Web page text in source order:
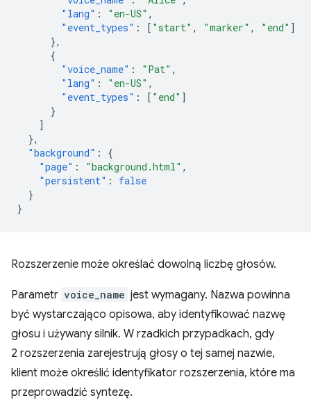
"lang" : "en-US" ,
"event_types" : [ "start" , "marker" , "end" ]
},
{
"voice_name" : "Pat" ,
"lang" : "en-US" ,
"event_types" : [ "end" ]
}
]
},
"background" :
{
"page" : "background.html" ,
"persistent" :
false
}
}
Rozszerzenie może określać dowolną liczbę głosów.
Parametr voice_name jest wymagany. Nazwa powinna
być wystarczająco opisowa, aby identyfikować nazwę
głosu i używany silnik. W rzadkich przypadkach, gdy
2 rozszerzenia zarejestrują głosy o tej samej nazwie,
klient może określić identyfikator rozszerzenia, które ma
przeprowadzić syntezę.